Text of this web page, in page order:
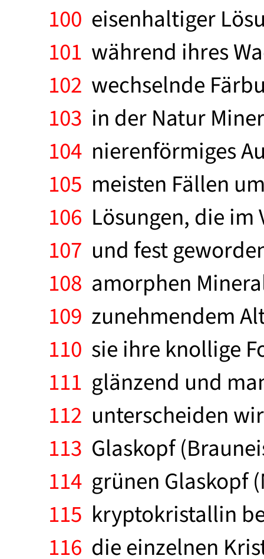
100 eisenhaltiger
101 während ihres
102 wechselnde
103 in der Natur
104 nierenförmiges
105 meisten Fällen
106 Lösungen, die
107 und fest
108 amorphen
109 zunehmendem
110 sie ihre knollige
111 glänzend und
112 unterscheiden
113 Glaskopf
114 grünen Glaskopf
115 kryptokristallin
116 die einzelnen